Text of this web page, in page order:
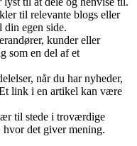
til relevante blogs eller
egen side.
kunder eller
som en del af et
når du har nyheder,
link i en artikel kan være
til stede i troværdige
hvor det giver mening.